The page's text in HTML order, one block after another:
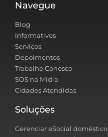
Navegue
Blog
Informativos
Serviços
Depoimentos
Trabalhe Conosco
SOS na Mídia
Cidades Atendidas
Soluções
Gerenciar eSocial doméstico